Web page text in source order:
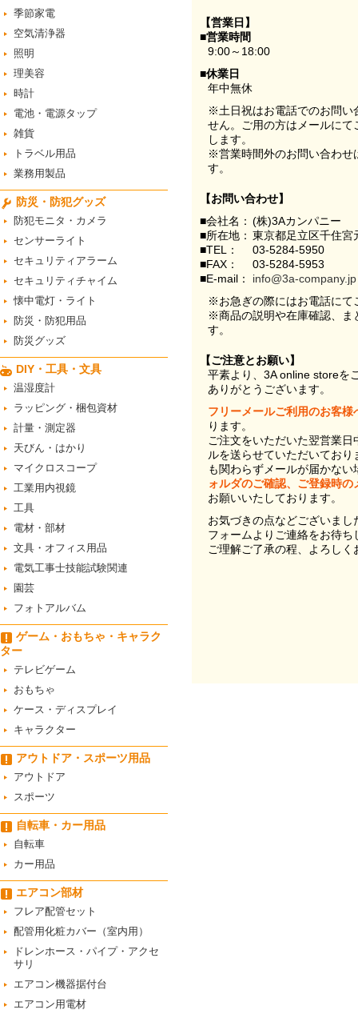
季節家電
空気清浄器
照明
理美容
時計
電池・電源タップ
雑貨
トラベル用品
業務用製品
防災・防犯グッズ
防犯モニタ・カメラ
センサーライト
セキュリティアラーム
セキュリティチャイム
懐中電灯・ライト
防災・防犯用品
防災グッズ
DIY・工具・文具
温湿度計
ラッピング・梱包資材
計量・測定器
天びん・はかり
マイクロスコープ
工業用内視鏡
工具
電材・部材
文具・オフィス用品
電気工事士技能試験関連
園芸
フォトアルバム
ゲーム・おもちゃ・キャラク
ター
テレビゲーム
おもちゃ
ケース・ディスプレイ
キャラクター
アウトドア・スポーツ用品
アウトドア
スポーツ
自転車・カー用品
自転車
カー用品
エアコン部材
フレア配管セット
配管用化粧カバー（室内用）
ドレンホース・パイプ・アクセ
サリ
エアコン機器据付台
エアコン用電材
【営業日】
■営業時間
9:00～18:00
■休業日
年中無休
※土日祝はお電話でのお問い
せん。ご用の方はメールに
します。
※営業時間外のお問い合わせ
す。
【お問い合わせ】
■会社名： (株)3Aカンパニー
■所在地： 東京都足立区千住
■TEL：
03-5284-5950
■FAX：
03-5284-5953
■E-mail：
info@3a-company.jp
※お急ぎの際にはお電話にて
※商品の説明や在庫確認、ま
す。
【ご注意とお願い】
平素より、3A online storeを
ありがとうございます。
フリーメールご利用のお客様
ります。
ご注文をいただいた翌営業
ルを送らせていただいてお
も関わらずメールが届かない
ォルダのご確認、ご登録時
お願いいたしております。
お気づきの点などございま
フォームよりご連絡をお待ち
ご理解ご了承の程、よろし